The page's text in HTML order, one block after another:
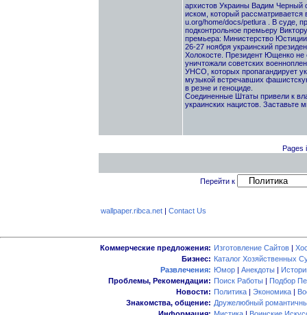
архистов Украины Вадим Черный
иском, который
u.org/home/docs/petlura . В суде,
подконтрольное премьеру
премьера: Министерство
26-27 ноября украинский
Холокосте. Президент Ющенко не
уничтожали советских
УНСО, которых пропагандирует
музыкой встречавших
в резне и геноциде.
Соединенные Штаты привели к
украинских нацистов. Заставьте
Pages
Перейти к
wallpaper.ribca.net| Contact Us
Коммерческие предложения: Изготовление Сайтов |
Бизнес: Каталог Хозяйственных
Развлечения: Юмор | Анекдоты |
Проблемы, Рекомендации: Поиск Работы | Подбор
Новости: Политика | Экономика |
Знакомства, общение: Дружелюбный